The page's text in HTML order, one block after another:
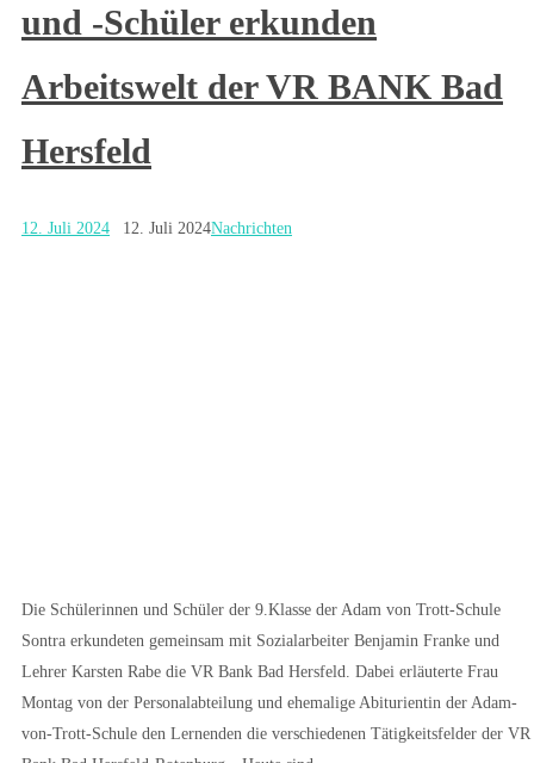
und -Schüler erkunden
Arbeitswelt der VR BANK Bad
Hersfeld
12. Juli 2024 12. Juli 2024Nachrichten
Die Schülerinnen und Schüler der 9.Klasse der Adam von Trott-Schule
Sontra erkundeten gemeinsam mit Sozialarbeiter Benjamin Franke und
Lehrer Karsten Rabe die VR Bank Bad Hersfeld. Dabei erläuterte Frau
Montag von der Personalabteilung und ehemalige Abiturientin der Adam-
von-Trott-Schule den Lernenden die verschiedenen Tätigkeitsfelder der VR